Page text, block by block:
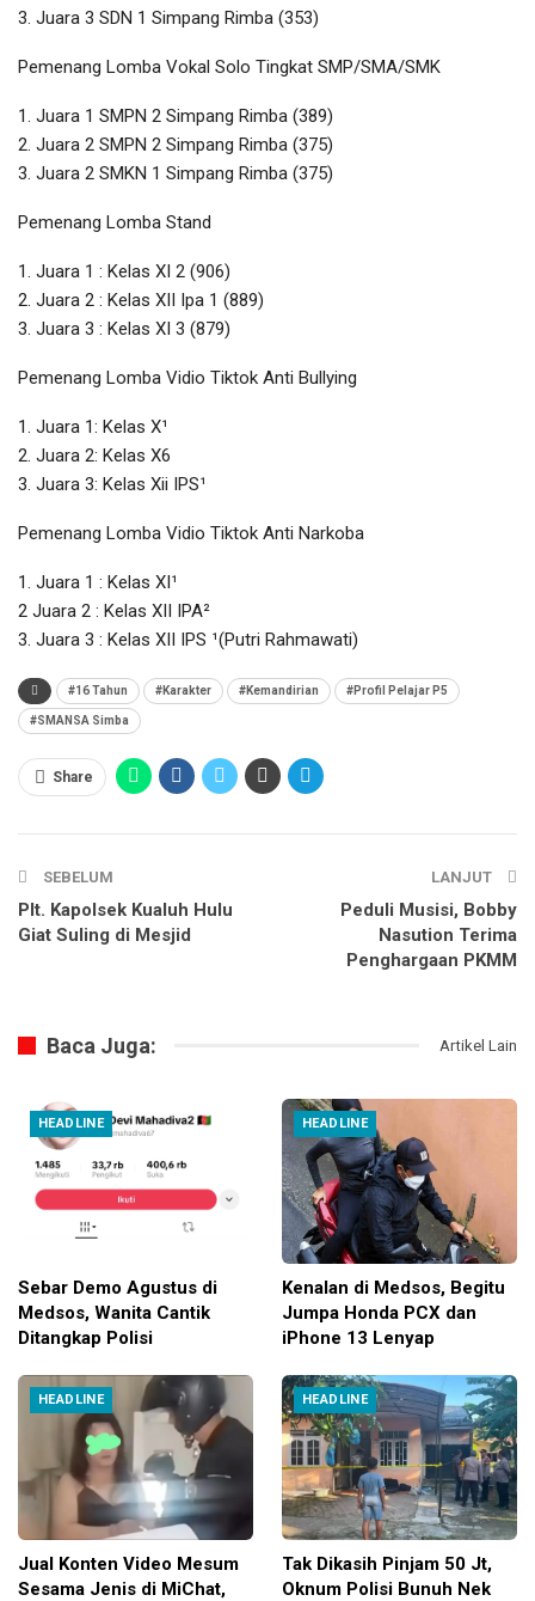
3. Juara 3 SDN 1 Simpang Rimba (353)
Pemenang Lomba Vokal Solo Tingkat SMP/SMA/SMK
1. Juara 1 SMPN 2 Simpang Rimba (389)
2. Juara 2 SMPN 2 Simpang Rimba (375)
3. Juara 2 SMKN 1 Simpang Rimba (375)
Pemenang Lomba Stand
1. Juara 1 : Kelas XI 2 (906)
2. Juara 2 : Kelas XII Ipa 1 (889)
3. Juara 3 : Kelas XI 3 (879)
Pemenang Lomba Vidio Tiktok Anti Bullying
1. Juara 1: Kelas X¹
2. Juara 2: Kelas X6
3. Juara 3: Kelas Xii IPS¹
Pemenang Lomba Vidio Tiktok Anti Narkoba
1. Juara 1 : Kelas XI¹
2 Juara 2 : Kelas XII IPA²
3. Juara 3 : Kelas XII IPS ¹(Putri Rahmawati)
#16 Tahun #Karakter #Kemandirian #Profil Pelajar P5
#SMANSA Simba
Share
SEBELUM
Plt. Kapolsek Kualuh Hulu
Giat Suling di Mesjid
LANJUT
Peduli Musisi, Bobby
Nasution Terima
Penghargaan PKMM
Baca Juga: Artikel Lain
HEADLINE
Sebar Demo Agustus di
Medsos, Wanita Cantik
Ditangkap Polisi
HEADLINE
Kenalan di Medsos, Begitu
Jumpa Honda PCX dan
iPhone 13 Lenyap
HEADLINE
Jual Konten Video Mesum
Sesama Jenis di MiChat,
HEADLINE
Tak Dikasih Pinjam 50 Jt,
Oknum Polisi Bunuh Nek